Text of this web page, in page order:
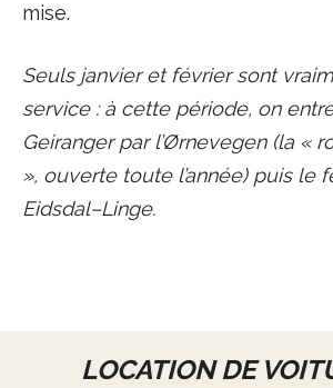
mise.
Seuls janvier et février sont
service : à cette période, on
Geiranger par l’Ørnevegen (la «
», ouverte toute l’année) puis le
Eidsdal–Linge.
LOCATION DE